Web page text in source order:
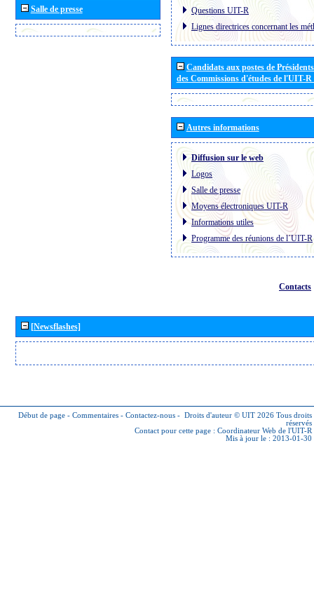
Salle de presse
Questions UIT-R
Lignes directrices concernant les
Candidats aux postes de
des Commissions d'études de l'UIT-
Autres informations
Diffusion sur le web
Logos
Salle de presse
Moyens électroniques UIT-R
Informations utiles
Programme des réunions de l´UIT-R
Contacts
[Newsflashes]
Début de page - Commentaires - Contactez-nous - Droits d'auteur © UIT 2026 Tous droits
réservés
Contact pour cette page : Coordinateur Web de l'UIT-R
Mis à jour le : 2013-01-30